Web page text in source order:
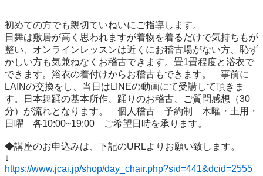
初めての方でも親切ていねいにご指導します。
日舞は敷居が高く思われますが着物を着るだけで気持ちもが
整い、オンラインレッスンは近くにお稽古場がない方、恥ず
かしい方も気兼ねなくお稽古できます。畳1畳程度と浴衣で
できます。浴衣の着付けからお稽古もできます。　事前に
LAINの交換をし、当日はLINEの動画にて受講して頂きま
す。日本舞踊の基本所作、踊りのお稽古、ご質問感想（30
分）が流れとなります。　個人稽古　予約制　木曜・土用・
日曜　各10:00~19:00　ご希望日時を承ります。
◆講座のお申込みは、下記のURLよりお願い致します。
https://www.jcai.jp/shop/day_chair.php?sid=441&dcid=2555